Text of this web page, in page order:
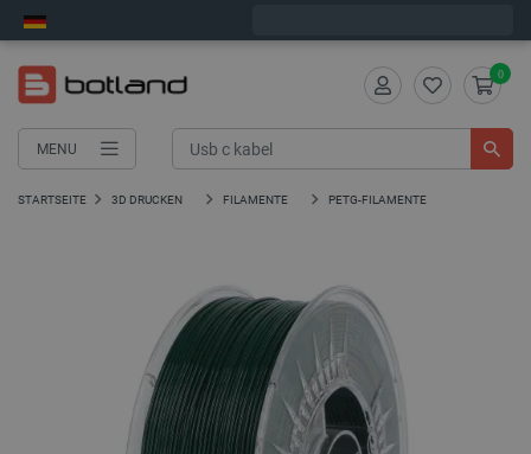
MENU
0
STARTSEITE 3D DRUCKEN FILAMENTE PETG-FILAMENTE